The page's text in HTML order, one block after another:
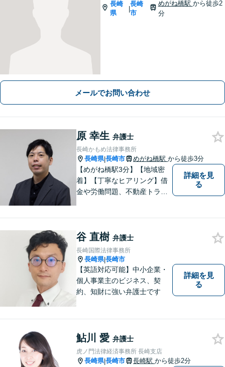
長崎
県
|
長崎
市
めがね橋駅 から徒歩2
分
メールでお問い合わせ
原 幸生 弁護士
長崎かもめ法律事務所
長崎県|長崎市 めがね橋駅 から徒歩3分
【めがね橋駅3分】【地域密
着】【丁寧なヒアリング】借
金や労働問題、不動産トラブ
ちと希望をしっかりと受け止
めます。どうぞお気軽にお話
しください。【電話・メー
ル・WEB相談可】
詳細を見
る
谷 直樹 弁護士
長崎国際法律事務所
長崎県|長崎市
【英語対応可能】中小企業・
個人事業主のビジネス、契
約、知財に強い弁護士です
詳細を見
る
鮎川 愛 弁護士
虎ノ門法律経済事務所 長崎支店
長崎県|長崎市 長崎駅 から徒歩2分